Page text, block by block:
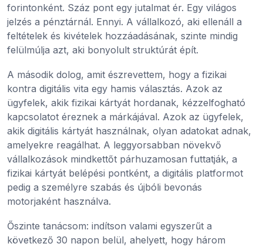
forintonként. Száz pont egy jutalmat ér. Egy világos
jelzés a pénztárnál. Ennyi. A vállalkozó, aki ellenáll a
feltételek és kivételek hozzáadásának, szinte mindig
felülmúlja azt, aki bonyolult struktúrát épít.
A második dolog, amit észrevettem, hogy a fizikai
kontra digitális vita egy hamis választás. Azok az
ügyfelek, akik fizikai kártyát hordanak, kézzelfogható
kapcsolatot éreznek a márkájával. Azok az ügyfelek,
akik digitális kártyát használnak, olyan adatokat adnak,
amelyekre reagálhat. A leggyorsabban növekvő
vállalkozások mindkettőt párhuzamosan futtatják, a
fizikai kártyát belépési pontként, a digitális platformot
pedig a személyre szabás és újbóli bevonás
motorjaként használva.
Őszinte tanácsom: indítson valami egyszerűt a
következő 30 napon belül, ahelyett, hogy három